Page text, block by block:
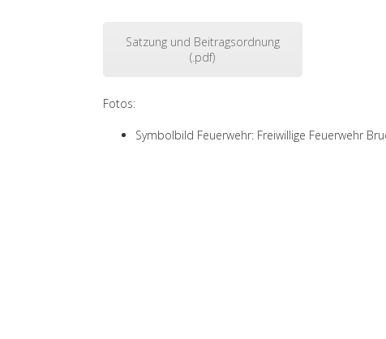
Satzung und Beitragsordnung
(.pdf)
Fotos:
Symbolbild Feuerwehr: Freiwillige Feuerwehr